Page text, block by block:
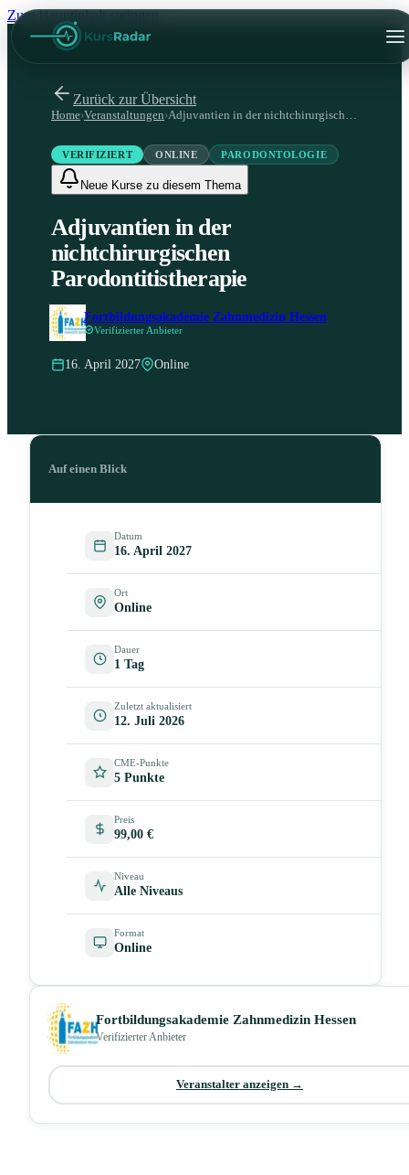
Zum Hauptinhalt springen
Zurück zur Übersicht
Home›Veranstaltungen› Adjuvantien in der nichtchirurgischen Parodontitistherapie
VERIFIZIERT ONLINE PARODONTOLOGIE
Neue Kurse zu diesem Thema
Adjuvantien in der
nichtchirurgischen
Parodontitistherapie
Fortbildungsakademie Zahnmedizin Hessen
Verifizierter Anbieter
16. April 2027 Online
Auf einen Blick
Datum
16. April 2027
Ort
Online
Dauer
1 Tag
Zuletzt aktualisiert
12. Juli 2026
CME-Punkte
5 Punkte
Preis
99,00 €
Niveau
Alle Niveaus
Format
Online
Fortbildungsakademie Zahnmedizin Hessen
Verifizierter Anbieter
Veranstalter anzeigen →